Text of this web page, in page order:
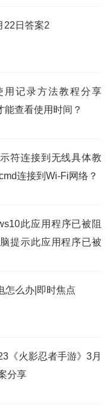
22日答案2
用记录方法教程分享
能查看使用时间？
符连接到无线具体教
连接到Wi-Fi网络？
此应用程序已被阻
提示此应用程序已被
怎么办|即时焦点
《火影忍者手游》3月
分享